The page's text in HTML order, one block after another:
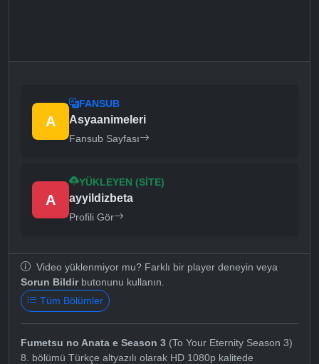
A
FANSUB
Asyaanimeleri
Fansub Sayfası
A
YÜKLEYEN (SITE)
ayyildizbeta
Profili Gör
Video yüklenmiyor mu? Farklı bir player deneyin veya
Sorun Bildirbutonunu kullanın.
Tüm Bölümler
Fumetsu no Anata e Season 3 (To Your Eternity Season 3)
8. bölümü Türkçe altyazılı olarak HD 1080p kalitede